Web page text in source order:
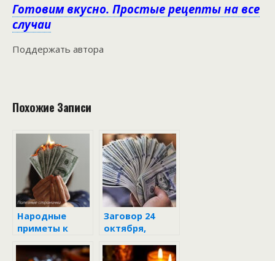
Готовим вкусно. Простые рецепты на все
случаи
Поддержать автора
Похожие Записи
Народные
приметы к
Заговор 24
октября,
много было